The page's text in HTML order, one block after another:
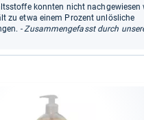
konnten nicht nachgewiesen
zu etwa einem Prozent unlösliche
- Zusammengefasst durch